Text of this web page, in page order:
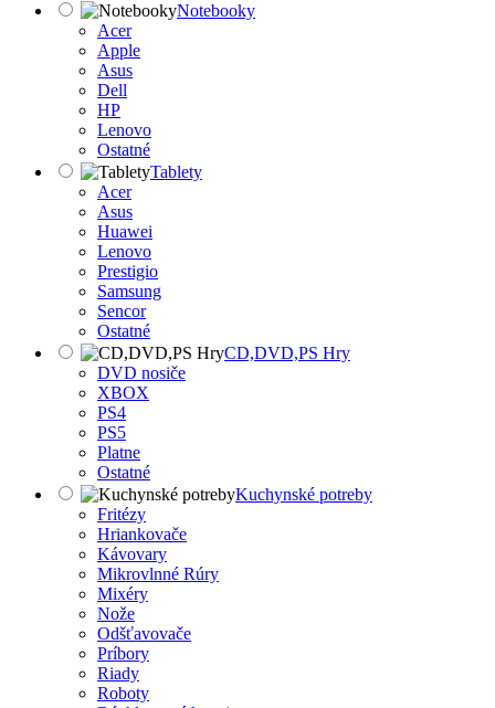
Notebooky
Acer
Apple
Asus
Dell
HP
Lenovo
Ostatné
Tablety
Acer
Asus
Huawei
Lenovo
Prestigio
Samsung
Sencor
Ostatné
CD,DVD,PS Hry
DVD nosiče
XBOX
PS4
PS5
Platne
Ostatné
Kuchynské potreby
Fritézy
Hriankovače
Kávovary
Mikrovlnné Rúry
Mixéry
Nože
Odšťavovače
Príbory
Riady
Roboty